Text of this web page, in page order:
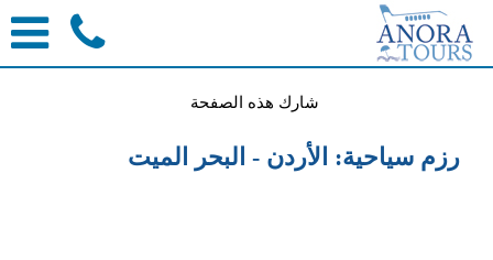
شارك هذه الصفحة
رزم سياحية: الأردن - البحر الميت